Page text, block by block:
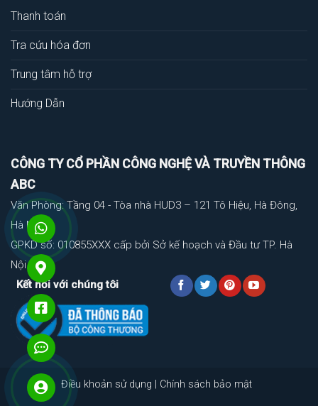
Thanh toán
Tra cứu hóa đơn
Trung tâm hỗ trợ
Hướng Dẫn
CÔNG TY CỔ PHẦN CÔNG NGHỆ VÀ TRUYỀN THÔNG
ABC
Văn Phòng: Tầng 04 - Tòa nhà HUD3 – 121 Tô Hiệu, Hà Đông,
Hà Nội
GPKD số: 010855XXX cấp bởi Sở kế hoạch và Đầu tư TP. Hà
Nội
Kết nối với chúng tôi
Điều khoản sử dụng Chính sách bảo mật